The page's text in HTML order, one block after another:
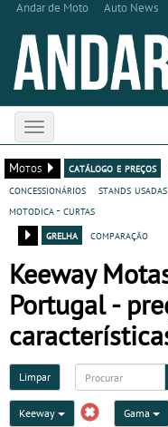
Andar de Moto Auto News
Toggle
navigation
Motos
catálogo e preços
concessionários
stands usadas
motodica - curtas
grelha
comparação
Keeway
Portugal -
Limpar
Keeway Gama